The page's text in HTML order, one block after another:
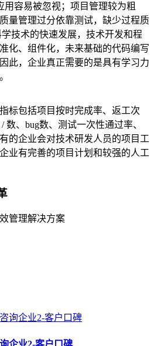
用容易被忽视；项目管理较为粗
量管理过分依靠测试，缺少过程质
技术的快速发展，技术开发和程
化、组件化，未来基础的代码编写
此，企业真正需要的是具有学习力
标包括项目按时完成率、返工次
、bug数、测试一次性通过率、
的企业会对技术研发人员的项目工
业有完善的项目计划和较强的人工
管理解决方案
企业2-客户口碑